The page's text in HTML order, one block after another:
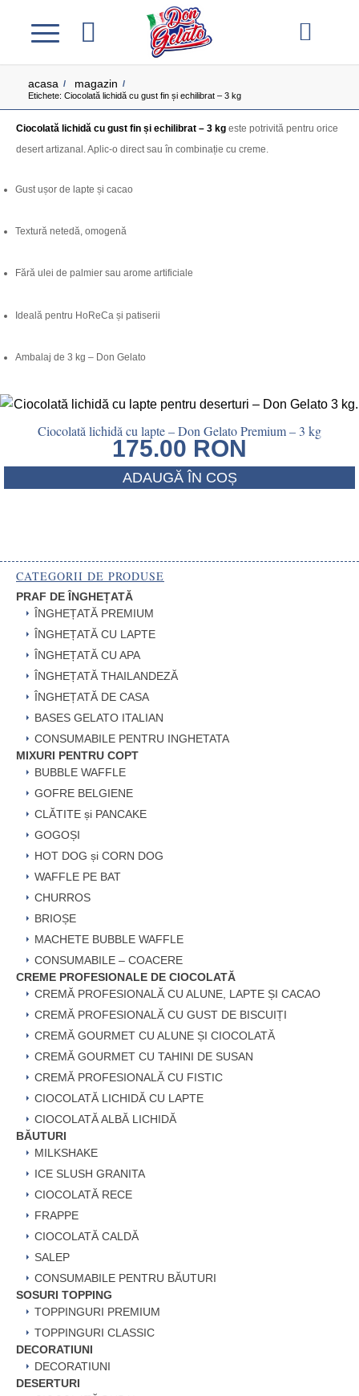
acasa / magazin /
Etichete: Ciocolată lichidă cu gust fin și echilibrat – 3 kg
Ciocolată lichidă cu gust fin și echilibrat – 3 kg este potrivită pentru orice
desert artizanal. Aplic-o direct sau în combinație cu creme.
Gust ușor de lapte și cacao
Textură netedă, omogenă
Fără ulei de palmier sau arome artificiale
Ideală pentru HoReCa și patiserii
Ambalaj de 3 kg – Don Gelato
Ciocolată lichidă cu lapte – Don Gelato Premium – 3 kg
175.00 RON
ADAUGĂ ÎN COȘ
CATEGORII DE PRODUSE
PRAF DE ÎNGHEȚATĂ
ÎNGHEȚATĂ PREMIUM
ÎNGHEȚATĂ CU LAPTE
ÎNGHEȚATĂ CU APA
ÎNGHEȚATĂ THAILANDEZĂ
ÎNGHEȚATĂ DE CASA
BASES GELATO ITALIAN
CONSUMABILE PENTRU INGHETATA
MIXURI PENTRU COPT
BUBBLE WAFFLE
GOFRE BELGIENE
CLĂTITE și PANCAKE
GOGOȘI
HOT DOG și CORN DOG
WAFFLE PE BAT
CHURROS
BRIOȘE
MACHETE BUBBLE WAFFLE
CONSUMABILE – COACERE
CREME PROFESIONALE DE CIOCOLATĂ
CREMĂ PROFESIONALĂ CU ALUNE, LAPTE ȘI CACAO
CREMĂ PROFESIONALĂ CU GUST DE BISCUIȚI
CREMĂ GOURMET CU ALUNE ȘI CIOCOLATĂ
CREMĂ GOURMET CU TAHINI DE SUSAN
CREMĂ PROFESIONALĂ CU FISTIC
CIOCOLATĂ LICHIDĂ CU LAPTE
CIOCOLATĂ ALBĂ LICHIDĂ
BĂUTURI
MILKSHAKE
ICE SLUSH GRANITA
CIOCOLATĂ RECE
FRAPPE
CIOCOLATĂ CALDĂ
SALEP
CONSUMABILE PENTRU BĂUTURI
SOSURI TOPPING
TOPPINGURI PREMIUM
TOPPINGURI CLASSIC
DECORATIUNI
DECORATIUNI
DESERTURI